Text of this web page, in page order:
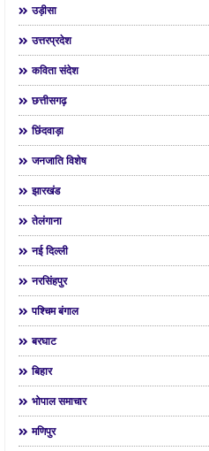
उड़ीसा
उत्तरप्रदेश
कविता संदेश
छत्तीसगढ़
छिंदवाड़ा
जनजाति विशेष
झारखंड
तेलंगाना
नई दिल्ली
नरसिंहपुर
पश्चिम बंगाल
बरघाट
बिहार
भोपाल समाचार
मणिपुर